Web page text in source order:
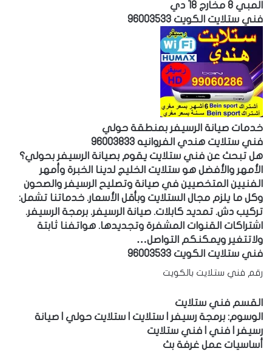
المبي 8 مخارج 18 دي
فني ستلايت الكويت 96003533
خدمات صيانة الرسيفر بمنطقة حولي
فني ستلايت هندي الفروانيه 96003833
هل تبحث عن فني ستلايت يقوم بصيانة الرسيفر بحولي؟
الأمهر والأفضل هو ستلايت الخليج لدينا الخبرة وأمهر
الفنيين المتخصيين في صيانة وتصليح الرسيفر والصحون
وكل ما يلزم مجال الستلايت وبأقل الأسعار. خدماتنا تشمل:
تركيب دش. تمديد كابلات. صيانة الرسيفر. برمجة الرسيفر.
اشتراكات القنوات المشفرة وتجديدها. هواتفنا ثابتة
ولاتتغير ويمكنكم التواصل…
فني ستلايت الكويت 96003533
رقم فني ستلايت بالكويت
القسم فني ستلايت
الوسوم: برمجة رسيفر | ستلايت | ستلايت حولي | صيانة
رسيفر | فني | فني ستلايت
أساسيات عمل غرفة بث